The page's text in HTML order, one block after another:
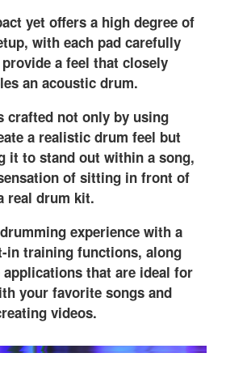
yet offers a high degree of
with each pad carefully
a feel that closely
an acoustic drum.
crafted not only by using
a realistic drum feel but
it to stand out within a song,
of sitting in front of
real drum kit.
experience with a
in training functions, along
that are ideal for
your favorite songs and
videos.